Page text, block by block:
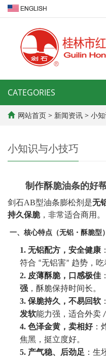
CATEGORIES
网站首页 > 新闻资讯 > 小
小知识与小技巧
制作酥脆油条的好
剑石AB型油条膨松剂是无
持久保脆，非常适合商用。
一、核心特点（无铝・酥脆型）
1. 无铝配方，安全健康
符合 “无铝害” 趋势，吃
2. 皮薄酥脆，口感极佳
强 ，酥脆保持时间长。
3. 保脆持久，不易回软
发软能力强，适合外卖 /
4. 色泽金黄，卖相好：
焦黑，挺立度好。
5. 产气稳、后劲足 ：生